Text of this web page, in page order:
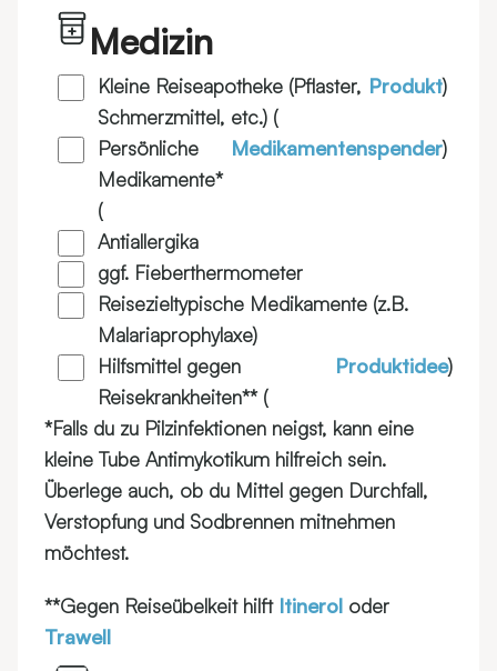
Medizin
Kleine Reiseapotheke (Pflaster,
Schmerzmittel, etc.) (
Produkt)
Persönliche
Medikamente*
(
Medikamentenspender)
Antiallergika
ggf. Fieberthermometer
Reisezieltypische Medikamente (z.B.
Malariaprophylaxe)
Hilfsmittel gegen
Reisekrankheiten** (
Produktidee)
*Falls du zu Pilzinfektionen neigst, kann eine
kleine Tube Antimykotikum hilfreich sein.
Überlege auch, ob du Mittel gegen Durchfall,
Verstopfung und Sodbrennen mitnehmen
möchtest.
**Gegen Reiseübelkeit hilft Itinerol oder
Trawell